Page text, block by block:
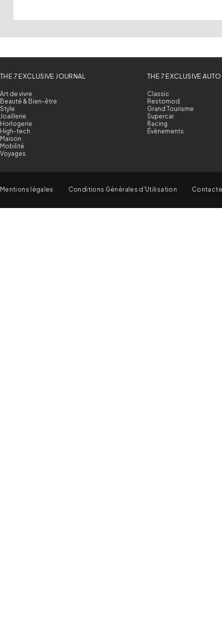
THE 7 EXCLUSIVE JOURNAL
Art de vivre
Beauté & Bien-être
Style
Joaillerie
Horlogerie
High-tech
Maison
Mobilité
Voyages
THE 7 EXCLUSIVE AUTO
Classic
Restomod
Grand Tourisme
Supercar
Racing
Évènements
Mentions légales Conditions Générales d'Utilisation